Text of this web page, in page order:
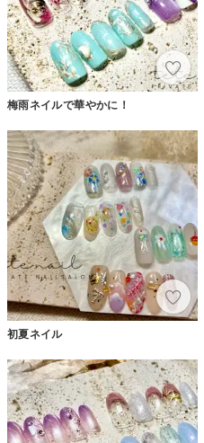
梅雨ネイルで華やかに！
初夏ネイル